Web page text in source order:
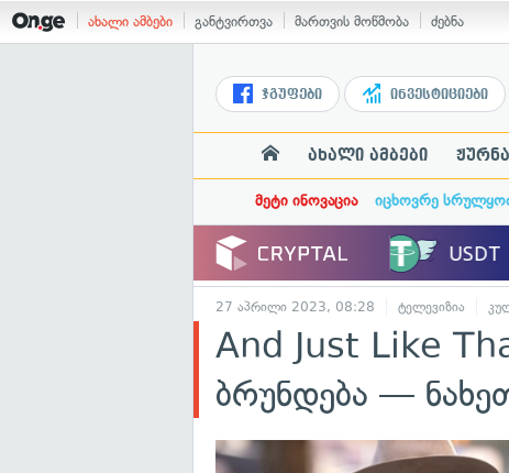
ახალი ამბები განტვირთვა მართვის მოწმობა ძებნა
ჯგუფები ინვესტიციები
ახალი ამბები
მეტი ინოვაცია იცხოვრე
27 აპრილი 2023, 08:28 ტელევიზია
And Just Like
ბრუნდება —